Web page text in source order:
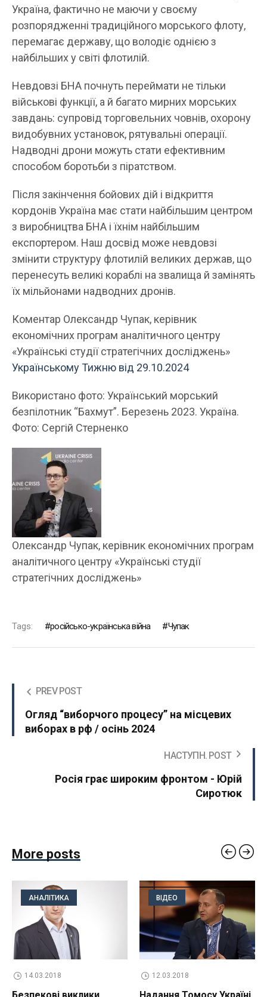
Україна, фактично не маючи у своєму
розпорядженні традиційного морського флоту,
перемагає державу, що володіє однією з
найбільших у світі флотилій.
Невдовзі БНА почнуть переймати не тільки
військові функції, а й багато мирних морських
завдань: супровід торговельних човнів, охорону
видобувних установок, рятувальні операції.
Надводні дрони можуть стати ефективним
способом боротьби з піратством.
Після закінчення бойових дій і відкриття
кордонів Україна має стати найбільшим центром
з виробництва БНА і їхнім найбільшим
експортером. Наш досвід може невдовзі
змінити структуру флотилій великих держав, що
перенесуть великі кораблі на звалища й замінять
їх мільйонами надводних дронів.
Коментар Олександр Чупак, керівник
економічних програм аналітичного центру
«Українські студії стратегічних досліджень»
Українському Тижню від 29.10.2024
Використано фото: Український морський
безпілотник “Бахмут”. Березень 2023. Україна.
Фото: Сергій Стерненко
Олександр Чупак, керівник економічних програм
аналітичного центру «Українські студії
стратегічних досліджень»
Tags: російсько-українська війна Чупак
PREV POST
Огляд “виборчого процесу” на місцевих
виборах в рф / осінь 2024
НАСТУПН. POST
Росія грає широким фронтом - Юрій
Сиротюк
More posts
АНАЛІТИКА
14.03.2018
ВІДЕО
12.03.2018